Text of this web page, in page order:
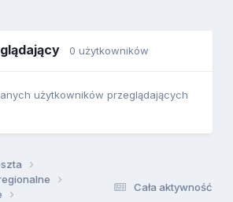
0 użytkowników
użytkowników przeglądających
Cała aktywność